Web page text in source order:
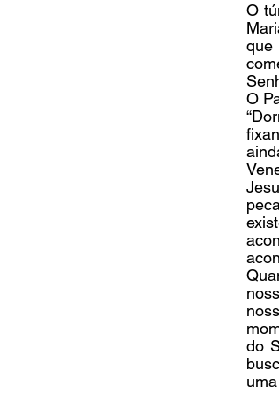
O
que
O
do